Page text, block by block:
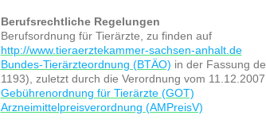
Berufsrechtliche Regelungen
Berufsordnung für Tierärzte, zu finden auf
http://www.tieraerztekammer-sachsen-anhalt.de
Bundes-Tierärzteordnung (BTÄO) in der Fassung
1193), zuletzt durch die Verordnung vom
Gebührenordnung für Tierärzte (GOT)
Arzneimittelpreisverordnung (AMPreisV)